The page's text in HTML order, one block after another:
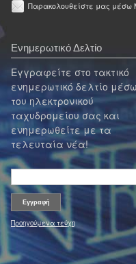
Παρακολουθείστε μας μέσω
Ενημερωτικό Δελτίο
Εγγραφείτε στο τακτικό
ενημερωτικό δελτίο μέσω
του ηλεκτρονικού
ταχυδρομείου σας και
ενημερωθείτε με τα
τελευταία νέα!
Προηγούμενα τεύχη